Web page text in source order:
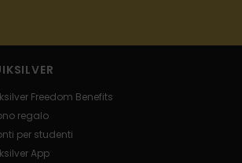
Freedom Benefits
regalo
per studenti
App